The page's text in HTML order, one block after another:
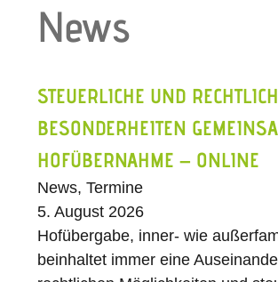
News
STEUERLICHE UND
BESONDERHEITEN
HOFÜBERNAHME – ONLINE
News, Termine
5. August 2026
Hofübergabe, inner- wie
beinhaltet immer eine